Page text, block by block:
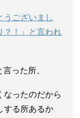
うございまし
？！」と言われ
った所、
なったのだから
する所あるか